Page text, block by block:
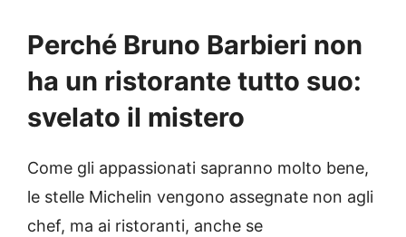
Perché Bruno Barbieri non
ha un ristorante tutto suo:
svelato il mistero
Come gli appassionati sapranno molto bene,
le stelle Michelin vengono assegnate non agli
chef, ma ai ristoranti, anche se